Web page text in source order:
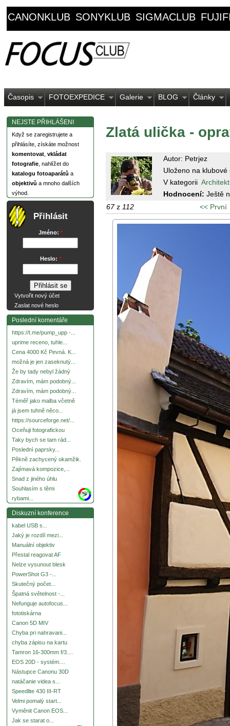
CANONKLUB SONYKLUB SIGMACLUB
Časopis FOTOEXPEDICE Galerie BLOG Články
NEJSTE PŘIHLÁŠENI
Když se zaregistrujete a
přihlásíte, získáte možnost
komentovat vkládat
fotografie , nahlížet do
katalogu fotoaparátů a
objektivů a mnoho dalších
výhod.
Přihlásit
Jméno: *
Heslo: *
Vytvořit nový účet
Zaslat nové heslo
Poslední komentáře
https://t.me/pump_upp -...
uprime receno, tuhle...
Cena 4000 Kč Pevná. K...
možná je jen zaseknutý...
Že by tady nebyl žádný
Zdravím, mám podobný...
Zdravím, mám podobný...
Téměř jako malba včetně
já jsem tuhně něco...
https://sourceforge.net/...
Oceňuji fotografickou
Taky bych se tam rád...
Poslední paprsky...
Pěkně zachycený okamžik.
Zajímavá kompozice,...
Snad z jiného úhlu
Souhlasím s těmi
rybami...
more
Diskuzní konference
kabel USB s...
Jaký je rozdíl mezi...
Manuální objektiv
Přestal reagovat AF
Nelze vysunout blesk
PowerShot G3 -...
Skutečný počet...
Špatná světelnost -...
Nefunguje autofocus...
fototiskárna
Canon 5D MIV
Chyba pri nahravani...
chyba zápisu na kartu
Tamron 16-300mm f/3....
EOS 20D - systém....
Nástupce Canonu 30D
natáčanie videa s...
Speedlite 430 III-RT
Velmi pomalý start...
Vyměnit Canon EOS...
Jak se starat o...
Zlatá ulička -
Autor: Petrjez
Uloženo na klubové
V kategorii
Hodnocení: Ještě
67z 112 << První